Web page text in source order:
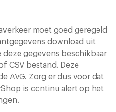
moet goed geregeld
download uit
gegevens beschikbaar
CSV bestand. Deze
AVG. Zorg er dus voor dat
is continu alert op het